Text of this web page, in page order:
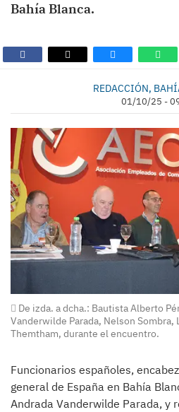
Bahía Blanca.
REDACCIÓN,
01/10/25 -
De izda. a dcha.: Bautista Alberto
Vanderwilde Parada, Nelson Sombra,
Themtham, durante el encuentro.
Funcionarios españoles,
general de España en Bahía
Andrada Vanderwilde Parada, y